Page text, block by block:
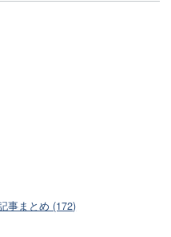
事まとめ (172)